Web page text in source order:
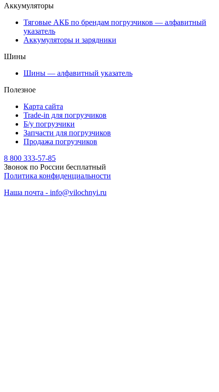
Аккумуляторы
Тяговые АКБ по брендам погрузчиков — алфавитный
указатель
Аккумуляторы и зарядники
Шины
Шины — алфавитный указатель
Полезное
Карта сайта
Trade-in для погрузчиков
Б/у погрузчики
Запчасти для погрузчиков
Продажа погрузчиков
8 800 333-57-85
Звонок по России бесплатный
Политика конфиденциальности
Наша почта - info@vilochnyi.ru